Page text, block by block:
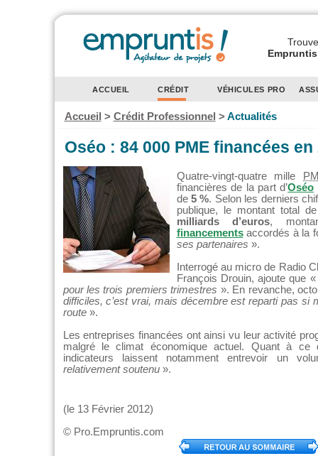
ACCUEIL CRÉDIT VÉHICULES PRO
Accueil > Crédit Professionnel >Actualités
Oséo : 84 000 PME financées en
Quatre-vingt-quatre mille
financières de la part d’Oséo
de 5 %. Selon les derniers
publique, le montant total
milliards d’euros,
financementsaccordés à la
ses partenaires ».
Interrogé au micro de Radio
François Drouin, ajoute que
pour les trois premiers trimestres ». En revanche,
difficiles, c’est vrai, mais décembre est reparti pas si
route».
Les entreprises financées ont ainsi vu leur activité
malgré le climat économique actuel. Quant à ce
indicateurs laissent notamment entrevoir un
relativement soutenu».
(le 13 Février 2012)
© Pro.Empruntis.com